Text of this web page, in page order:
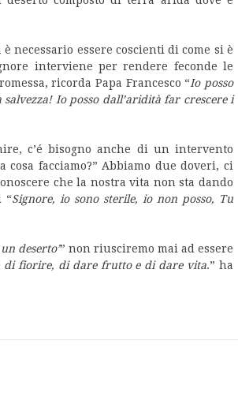
necessario essere coscienti di come si è
interviene per rendere feconde le
ricorda Papa Francesco “Io posso
Io posso dall’aridità far crescere i
c’é bisogno anche di un intervento
facciamo?” Abbiamo due doveri, ci
che la nostra vita non sta dando
“Signore, io sono sterile, io non posso, Tu
deserto’” non riusciremo mai ad essere
di fiorire, di dare frutto e di dare vita.” ha